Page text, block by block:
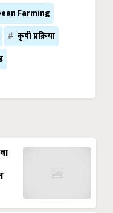
Farming
कृषी प्रक्रिया